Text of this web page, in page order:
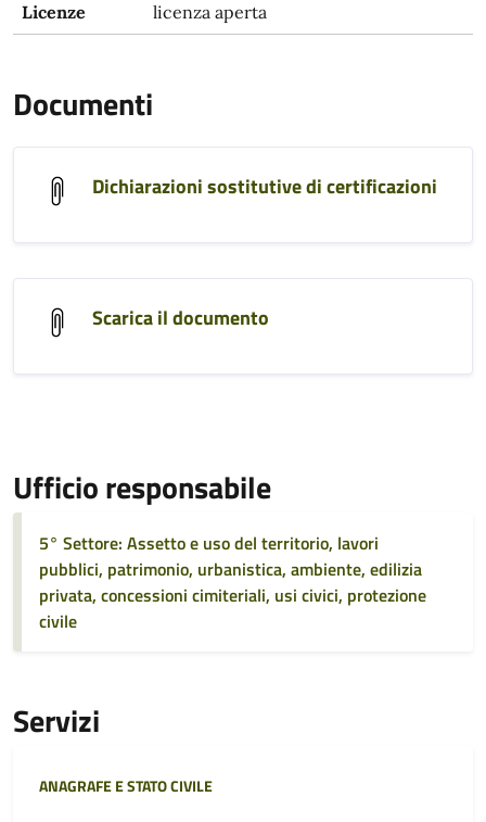
Licenze licenza aperta
Documenti
Dichiarazioni sostitutive di certificazioni
Scarica il documento
Ufficio responsabile
5° Settore: Assetto e uso del territorio, lavori
pubblici, patrimonio, urbanistica, ambiente, edilizia
privata, concessioni cimiteriali, usi civici, protezione
civile
Servizi
Categoria:
ANAGRAFE E STATO CIVILE